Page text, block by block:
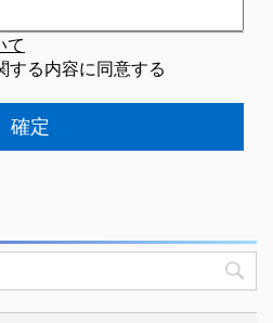
て
する内容に同意する